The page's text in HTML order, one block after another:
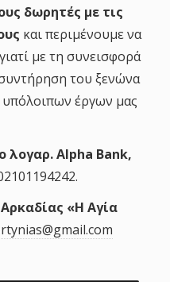
δωρητές με τις
και περιμένουμε να
με τη συνεισφορά
του ξενώνα
υπόλοιπων έργων μας
λογαρ. Alpha Bank,
«H Αγία